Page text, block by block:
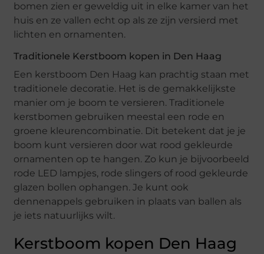
bomen zien er geweldig uit in elke kamer van het
huis en ze vallen echt op als ze zijn versierd met
lichten en ornamenten.
Traditionele Kerstboom kopen in Den Haag
Een kerstboom Den Haag kan prachtig staan ​​met
traditionele decoratie. Het is de gemakkelijkste
manier om je boom te versieren. Traditionele
kerstbomen gebruiken meestal een rode en
groene kleurencombinatie. Dit betekent dat je je
boom kunt versieren door wat rood gekleurde
ornamenten op te hangen. Zo kun je bijvoorbeeld
rode LED lampjes, rode slingers of rood gekleurde
glazen bollen ophangen. Je kunt ook
dennenappels gebruiken in plaats van ballen als
je iets natuurlijks wilt.
Kerstboom kopen Den Haag